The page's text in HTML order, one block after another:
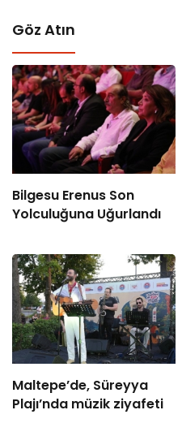
Göz Atın
Bilgesu Erenus Son
Yolculuğuna Uğurlandı
Maltepe’de, Süreyya
Plajı’nda müzik ziyafeti